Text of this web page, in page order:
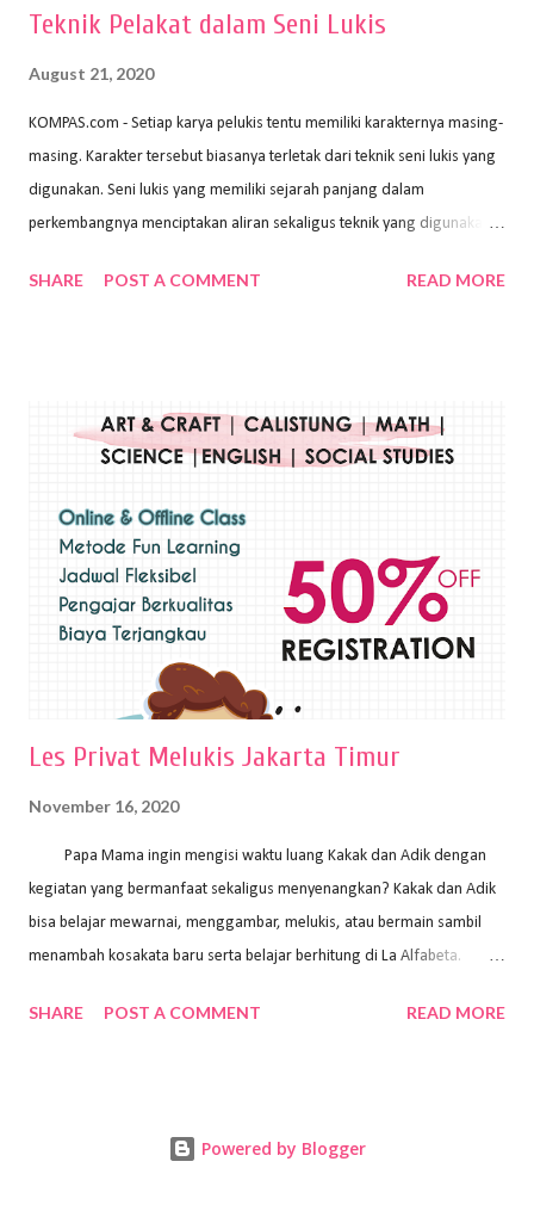
Teknik Pelakat dalam Seni Lukis
August 21, 2020
KOMPAS.com - Setiap karya pelukis tentu memiliki karakternya masing-
masing. Karakter tersebut biasanya terletak dari teknik seni lukis yang
digunakan. Seni lukis yang memiliki sejarah panjang dalam
perkembangnya menciptakan aliran sekaligus teknik yang digunakan.
Wayan Kun Adnyana, teknik yang berbeda tentunya akan
menggunakan bahan dasar cat air, cat akrilik, atau cat minyak dengan
sapuan warna cat yang tebal. Dengan memberikan sapuan warna
pelukis untuk menghasilkan lukisan yang mempesona dan tentunya
bernilai tinggi. Ciri teknik plakat Ciri-ciri teknik plakat, yaitu: Sapuan
warna yang kental dan tebal. Hasil lukisan menutupi seluruh bagian
medianya Mem...
SHARE POST A COMMENT READ MORE
Les Privat Melukis Jakarta Timur
November 16, 2020
Papa Mama ingin mengisi waktu luang Kakak dan Adik dengan
kegiatan yang bermanfaat sekaligus menyenangkan? Kakak dan Adik
bisa belajar mewarnai, menggambar, melukis, atau bermain sambil
menambah kosakata baru serta belajar berhitung di La Alfabeta.
kok untuk mengajar dengan metode yang fun, La Alfabeta
Alfabeta. ⁣⁣⁣⁣Ada pilihan online class maupun offline class lho! Cek
SHARE POST A COMMENT READ MORE
Powered by Blogger